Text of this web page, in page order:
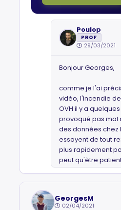
Poulop
PROF
29/03/2021
Bonjour Georges,
comme je l'ai
vidéo, l'incendie
OVH il y a
provoqué pas mal
des données chez
essayent de tout
plus rapidement
peut qu'être
GeorgesM
02/04/2021